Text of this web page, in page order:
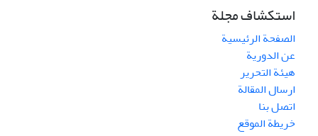
استكشاف مجلة
الصفحة الرئيسية
عن الدورية
هيئة التحرير
ارسال المقالة
اتصل بنا
خريطة الموقع